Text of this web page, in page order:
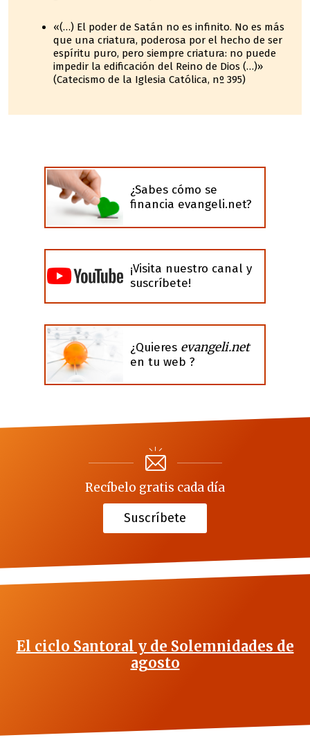
«(…) El poder de Satán no es infinito. No es más
que una criatura, poderosa por el hecho de ser
espíritu puro, pero siempre criatura: no puede
impedir la edificación del Reino de Dios (…)»
(Catecismo de la Iglesia Católica, nº 395)
¿Sabes cómo se
financia evangeli.net?
¡Visita nuestro canal y
suscríbete!
¿Quieres evangeli.net
en tu web ?
Recíbelo gratis cada día
Suscríbete
El ciclo Santoral y de Solemnidades de
agosto